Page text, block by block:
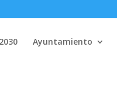
Ayuntamiento